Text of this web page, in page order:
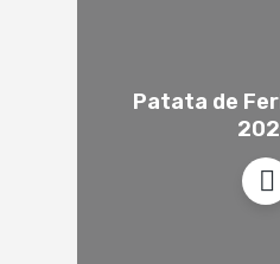
Patata de